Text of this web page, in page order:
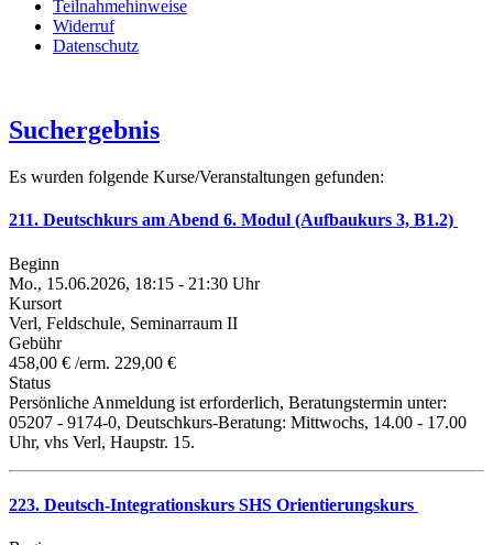
Teilnahmehinweise
Widerruf
Datenschutz
Suchergebnis
Es wurden folgende Kurse/Veranstaltungen gefunden:
211. Deutschkurs am Abend 6. Modul (Aufbaukurs 3, B1.2)
Beginn
Mo., 15.06.2026, 18:15 - 21:30 Uhr
Kursort
Verl, Feldschule, Seminarraum II
Gebühr
458,00 € /erm. 229,00 €
Status
Persönliche Anmeldung ist erforderlich, Beratungstermin unter:
05207 - 9174-0, Deutschkurs-Beratung: Mittwochs, 14.00 - 17.00
Uhr, vhs Verl, Haupstr. 15.
223. Deutsch-Integrationskurs SHS Orientierungskurs